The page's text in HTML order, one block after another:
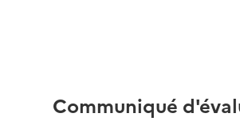
Communiqué